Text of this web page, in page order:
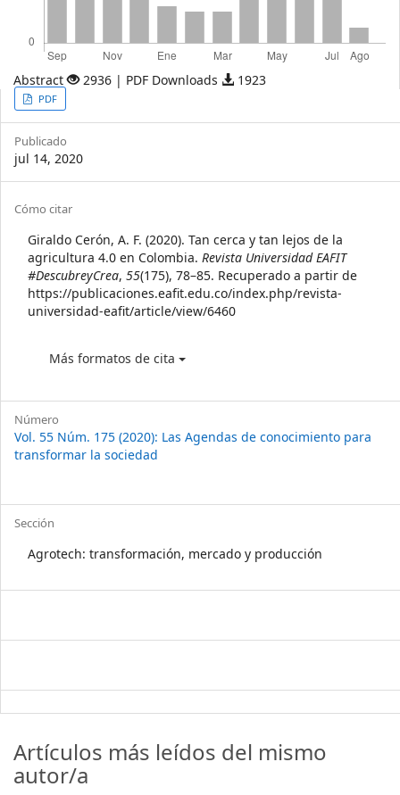
Abstract 2936 | PDF Downloads 1923
Article
Sidebar
PDF
Publicado
jul 14, 2020
Article
Details
Cómo citar
Giraldo Cerón, A. F. (2020). Tan cerca y tan lejos de la
agricultura 4.0 en Colombia. Revista Universidad EAFIT
#DescubreyCrea, 55(175), 78–85. Recuperado a partir de
https://publicaciones.eafit.edu.co/index.php/revista-
universidad-eafit/article/view/6460
Más formatos de cita
Número
Vol. 55 Núm. 175 (2020): Las Agendas de conocimiento para
transformar la sociedad
Sección
Agrotech: transformación, mercado y producción
Artículos más leídos del mismo
autor/a